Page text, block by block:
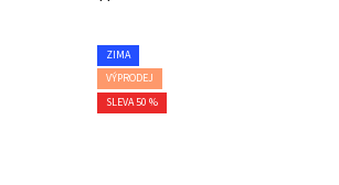
ZIMA
VÝPRODEJ
SLEVA 50 %